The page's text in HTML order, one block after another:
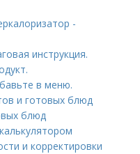
-
инструкция.
в меню.
и готовых блюд
блюд
и корректировки